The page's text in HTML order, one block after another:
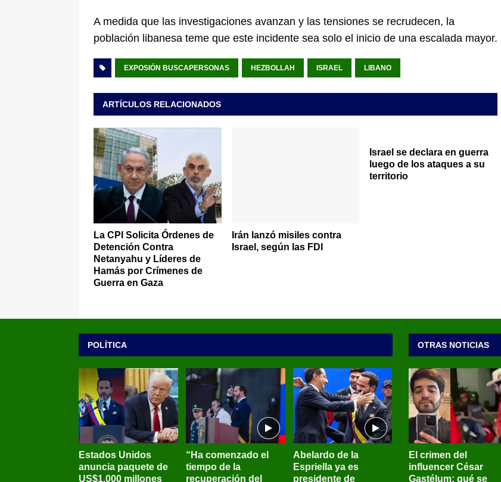
A medida que las investigaciones avanzan y las tensiones se recrudecen, la
población libanesa teme que este incidente sea solo el inicio de una escalada mayor.
EXPOSIÓN BUSCAPERSONAS HEZBOLLAH ISRAEL LIBANO
ARTÍCULOS RELACIONADOS
La CPI Solicita Órdenes de
Detención Contra
Netanyahu y Líderes de
Hamás por Crímenes de
Guerra en Gaza
Irán lanzó misiles contra
Israel, según las FDI
Israel se declara en guerra
luego de los ataques a su
territorio
POLÍTICA
Estados Unidos
anuncia paquete de
US$1.000 millones
“Ha comenzado el
tiempo de la
recuperación del
Abelardo de la
Espriella ya es
presidente de
OTRAS NOTICIAS
El crimen del
influencer César
Gastélum: qué se